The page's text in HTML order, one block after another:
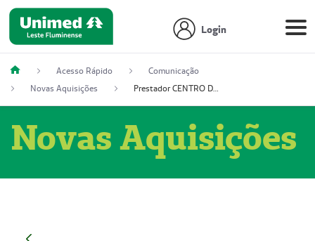
Login
Acesso Rápido
Comunicação
Novas Aquisições
Prestador CENTRO DE ONCOLOGIA
Novas Aquisições